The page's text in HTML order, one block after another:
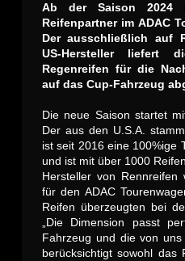
Ab der Saison 2024
Reifenpartner im ADAC
Der ausschließlich auf
US-Hersteller liefert
Regenreifen für die
auf das Cup-Fahrzeug
Die neue Saison startet
Der aus den U.S.A.
ist seit 2016 eine 100%ige
und ist mit über 1000
Hersteller von
für den ADAC
Reifen überzeugten bei
„Die Dimension passt
Fahrzeug und die von
berücksichtigt sowohl das